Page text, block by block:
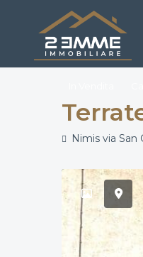
Nimis via San